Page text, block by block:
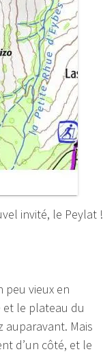
invité, le Peylat !
peu vieux en
et le plateau du
auparavant. Mais
d’un côté, et le